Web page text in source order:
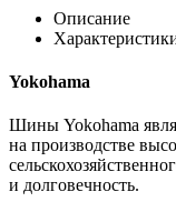
Описание
Yokohama
Шины Yokohama
на производстве
и долговечность.